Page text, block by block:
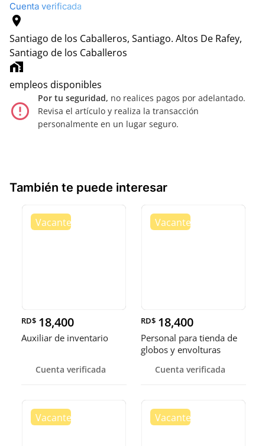
Cuenta verificada
location_on
Santiago de los Caballeros, Santiago. Altos De Rafey,
Santiago de los Caballeros
home_work
empleos disponibles
error_outline
Por tu seguridad, no realices pagos por adelantado.
Revisa el artículo y realiza la transacción
personalmente en un lugar seguro.
También te puede interesar
RD$ 18,400
Auxiliar de inventario
Cuenta verificada
RD$ 18,400
Personal para tienda de
globos y envolturas
Cuenta verificada